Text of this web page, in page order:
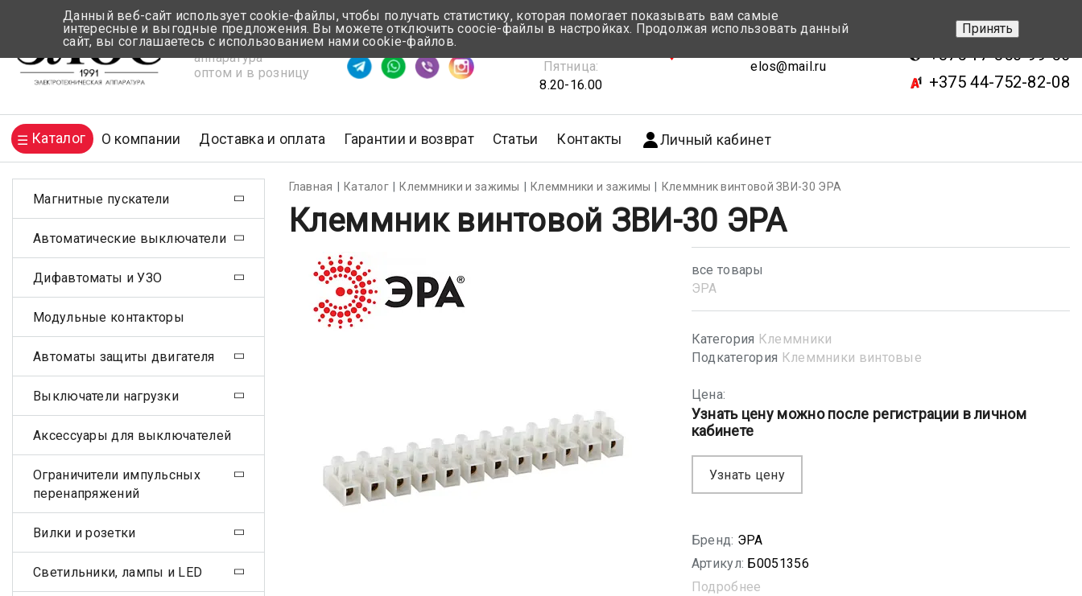
Электротехническая
аппаратура
оптом и в розницу
Время ответа ≈ 5 мин
Понедельник-Четверг:
Пятница:
8.20-16.00
elos@mail.ru
+375 17-343-46-70
+375 17-350-99-56
+375 44-752-82-08
Каталог О компании Доставка и оплата Гарантии и возврат Статьи Контакты Личный кабинет
Главная Каталог Клеммники и зажимы Клеммники и зажимы Клеммник винтовой ЗВИ-30 ЭРА
Клеммник винтовой ЗВИ-30 ЭРА
все товары
ЭРА
Категория Клеммники
Подкатегория Клеммники винтовые
Цена:
Узнать цену можно после регистрации в личном
кабинете
Узнать цену
Бренд: ЭРА
Артикул: Б0051356
Подробнее
Магнитные пускатели
Автоматические выключатели
Дифавтоматы и УЗО
Модульные контакторы
Автоматы защиты двигателя
Выключатели нагрузки
Аксессуары для выключателей
Ограничители импульсных
перенапряжений
Вилки и розетки
Светильники, лампы и LED
Данный веб-сайт использует cookie-файлы, чтобы получать статистику, которая помогает показывать вам самые
интересные и выгодные предложения. Вы можете отключить coocie-файлы в настройках. Продолжая использовать данный
сайт, вы соглашаетесь с использованием нами cookie-файлов.
Принять